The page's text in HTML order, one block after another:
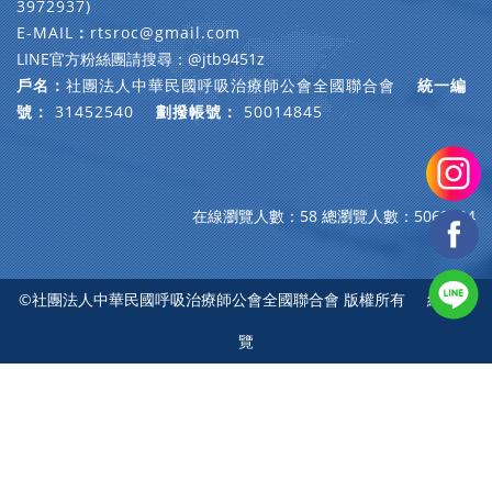
3972937)
E-MAIL：rtsroc@gmail.com
LINE官方粉絲團請搜尋：@jtb9451z
戶名：社團法人中華民國呼吸治療師公會全國聯合會統一編
號：31452540劃撥帳號：50014845
在線瀏覽人數：58 總瀏覽人數：5068804
©社團法人中華民國呼吸治療師公會全國聯合會 版權所有
網站導
覽